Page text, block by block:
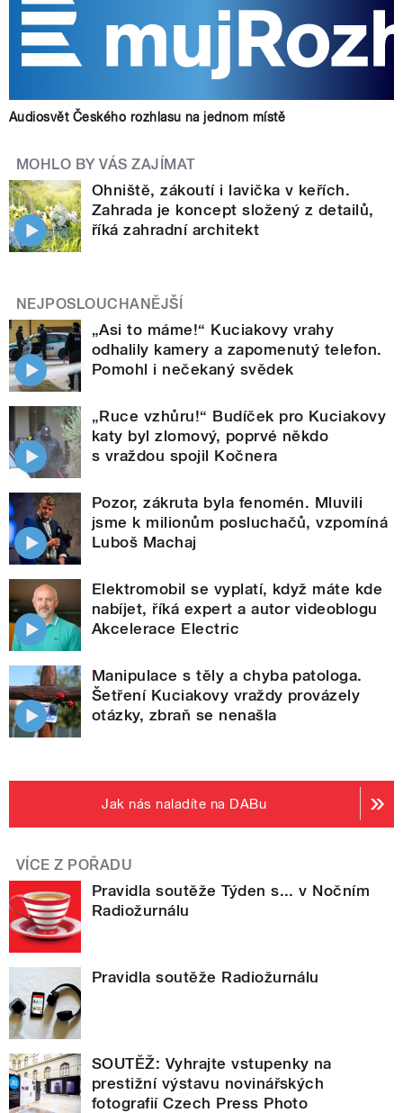
Audiosvět Českého rozhlasu na jednom místě
MOHLO BY VÁS ZAJÍMAT
Ohniště, zákoutí i lavička v keřích.
Zahrada je koncept složený z detailů,
říká zahradní architekt
NEJPOSLOUCHANĚJŠÍ
„Asi to máme!“ Kuciakovy vrahy
odhalily kamery a zapomenutý telefon.
Pomohl i nečekaný svědek
„Ruce vzhůru!“ Budíček pro Kuciakovy
katy byl zlomový, poprvé někdo
s vraždou spojil Kočnera
Pozor, zákruta byla fenomén. Mluvili
jsme k milionům posluchačů, vzpomíná
Luboš Machaj
Elektromobil se vyplatí, když máte kde
nabíjet, říká expert a autor videoblogu
Akcelerace Electric
Manipulace s těly a chyba patologa.
Šetření Kuciakovy vraždy provázely
otázky, zbraň se nenašla
Jak nás naladíte na DABu
VÍCE Z POŘADU
Pravidla soutěže Týden s... v Nočním
Radiožurnálu
Pravidla soutěže Radiožurnálu
SOUTĚŽ: Vyhrajte vstupenky na
prestižní výstavu novinářských
fotografií Czech Press Photo